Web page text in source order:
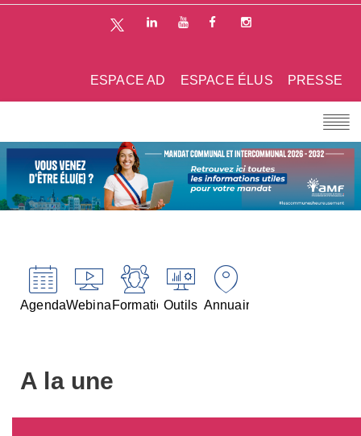
PRESSE
ESPACE ÉLUS
ESPACE AD
AgendaWebinairesFormationsOutils Annuaires
A la une